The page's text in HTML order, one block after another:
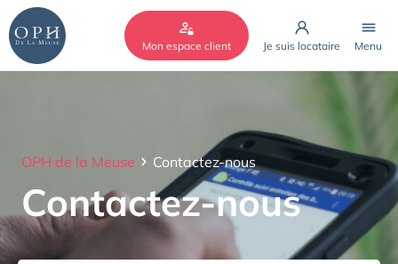
Mon espace client Je suis locataire Menu
OPH de la Meuse Contactez-nous
Contactez-nous
Cookies management panel